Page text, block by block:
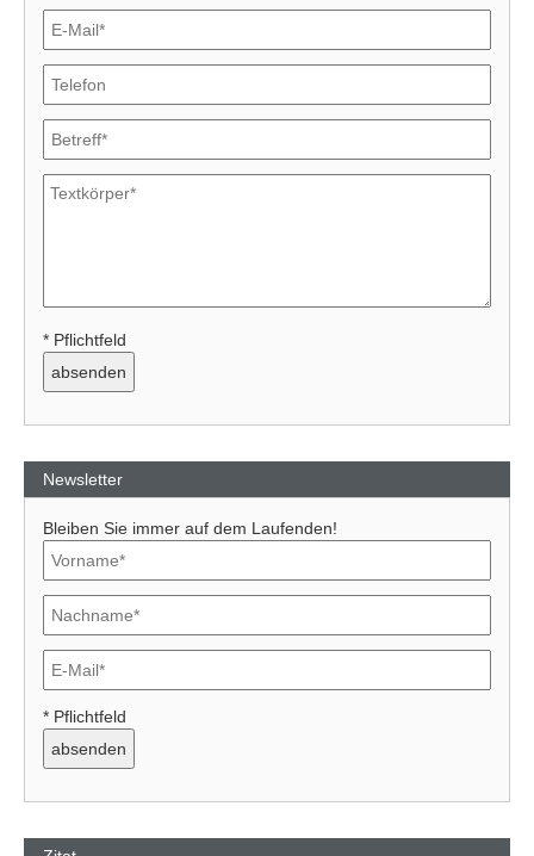
* Pflichtfeld
Newsletter
Bleiben Sie immer auf dem Laufenden!
* Pflichtfeld